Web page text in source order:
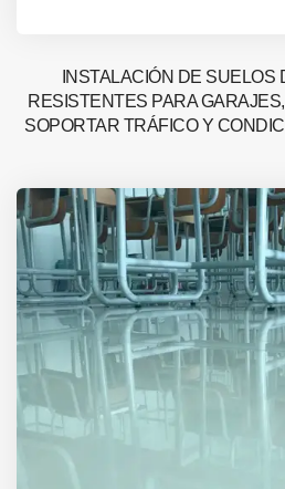
INSTALACIÓN DE SUELOS
RESISTENTES PARA
SOPORTAR TRÁFICO Y